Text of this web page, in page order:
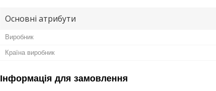
Основні атрибути
Виробник
Країна виробник
Інформація для замовлення